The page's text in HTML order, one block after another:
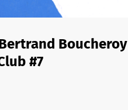
Boucheroy |
#7